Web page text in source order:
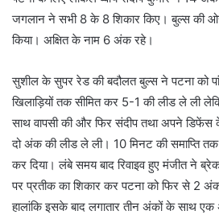
जगलान ने सभी 8 के 8 शिकार किए। बुल्स की
किया। अक्षित के नाम 6 अंक रहे।
सुशील के सुपर रेड की बदौलत बुल्स ने पटना को
खिलाड़ियों तक सीमित कर 5-1 की लीड ले ली
साथ वापसी की और फिर संदीप तथा अपने डिफेंस
दो अंक की लीड ले ली। 10 मिनट की समाप्ति
कर दिया। लंबे समय बाद रिवाइव हुए मंजीत ने
पर प्रतीक का शिकार कर पटना को फिर से 2
हालांकि इसके बाद लगातार तीन अंकों के साथ